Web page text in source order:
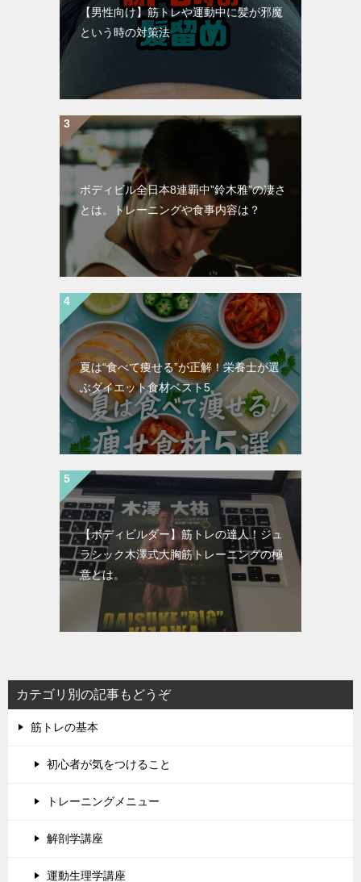
【男性向け】筋トレや運動中に髪が邪魔
という時の対策法
ボディビル全日本8連覇中”鈴木雅”の凄さ
とは。トレーニングや食事内容は？
夏は“食べて痩せる”が正解！栄養士が選
ぶダイエット食材ベスト5
【ボディビルダー】筋トレの達人！ジュ
ラシック木澤式大胸筋トレーニングの極
意とは。
カテゴリ別の記事もどうぞ
筋トレの基本
初心者が気をつけること
トレーニングメニュー
解剖学講座
運動生理学講座